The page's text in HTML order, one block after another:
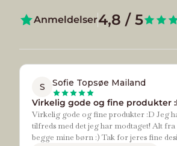
Anmeldelser4,8 / 5
S
Sofie Topsøe Mailand
Virkelig gode og fine produkter
Virkelig gode og fine produkter :D Jeg
tilfreds med det jeg har modtaget! Alt
begge mine børn :) Tak for jeres fine